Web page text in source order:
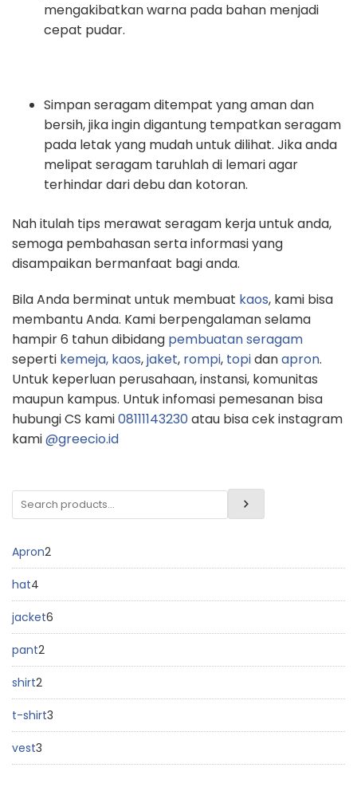
mengakibatkan warna pada bahan menjadi
cepat pudar.
Simpan seragam ditempat yang aman dan
bersih, jika ingin digantung tempatkan seragam
pada letak yang mudah untuk dilihat. Jika anda
melipat seragam taruhlah di lemari agar
terhindar dari debu dan kotoran.
Nah itulah tips merawat seragam kerja untuk anda,
semoga pembahasan serta informasi yang
disampaikan bermanfaat bagi anda.
Bila Anda berminat untuk membuat kaos, kami bisa
membantu Anda. Kami berpengalaman selama
hampir 6 tahun dibidang pembuatan seragam
seperti kemeja, kaos,jaket, rompi, topidanapron.
Untuk keperluan perusahaan, instansi, komunitas
maupun kampus. Untuk infomasi pemesanan bisa
hubungi CS kami08111143230atau bisa cek instagram
kami@greecio.id
Apron2
hat4
jacket6
pant2
shirt2
t-shirt3
vest3